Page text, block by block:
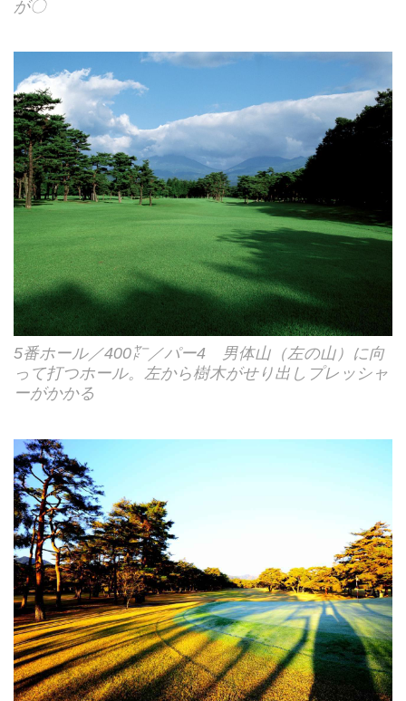
が〇
5番ホール／400㍎／パー4 男体山（左の山）に向
って打つホール。左から樹木がせり出しプレッシャ
ーがかかる